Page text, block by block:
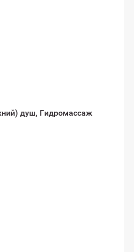
душ, Гидромассаж